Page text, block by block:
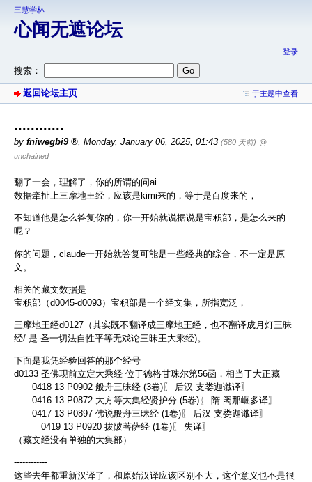
三慧学林
心闻无遮论坛
登录
搜索：
返回论坛主页 于主题中查看
............
by fniwegbi9 , Monday, January 06, 2025, 01:43 (580 天前) @
unchained
翻了一会，理解了，你的所谓的问ai
数据牵扯上三摩地王经，应该是kimi来的，等于是百度来的，
不知道他是怎么答复你的，你一开始就说据说是宝积部，是怎么来的
呢？
你的问题，claude一开始就答复可能是一些经典的综合，不一定是原
文。
相关的藏文数据是
宝积部（d0045-d0093）宝积部是一个经文集，所指宽泛，
三摩地王经d0127（其实既不翻译成三摩地王经，也不翻译成月灯三昧
经/ 是 圣一切法自性平等无戏论三昧王大乘经)。
下面是我凭经验回答的那个经号
d0133 圣佛现前立定大乘经 位于德格甘珠尔第56函，相当于大正藏
0418 13 P0902 般舟三昧经 (3卷)〖 后汉 支娄迦谶译〗
0416 13 P0872 大方等大集经贤护分 (5卷)〖 隋 阇那崛多译〗
0417 13 P0897 佛说般舟三昧经 (1卷)〖 后汉 支娄迦谶译〗
0419 13 P0920 拔陂菩萨经 (1卷)〖 失译〗
（藏文经没有单独的大集部）
------------
这些去年都重新汉译了，和原始汉译应该区别不大，这个意义也不是很